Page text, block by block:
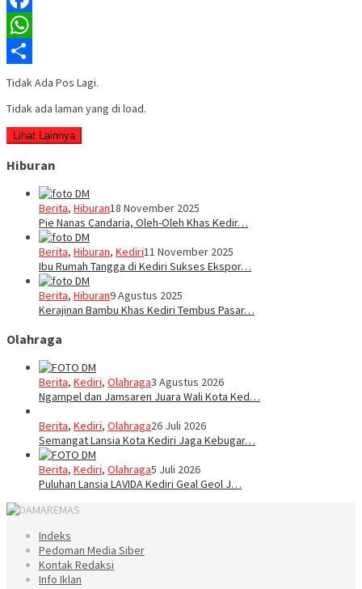
Facebook
WhatsApp
Share
Tidak Ada Pos Lagi.
Tidak ada laman yang di load.
Lihat Lainnya
Hiburan
Berita, Hiburan18 November 2025
Pie Nanas Candaria, Oleh-Oleh Khas Kedir…
Berita, Hiburan, Kediri11 November 2025
Ibu Rumah Tangga di Kediri Sukses Ekspor…
Berita, Hiburan9 Agustus 2025
Kerajinan Bambu Khas Kediri Tembus Pasar…
Olahraga
Berita, Kediri, Olahraga3 Agustus 2026
Ngampel dan Jamsaren Juara Wali Kota Ked…
Berita, Kediri, Olahraga26 Juli 2026
Semangat Lansia Kota Kediri Jaga Kebugar…
Berita, Kediri, Olahraga5 Juli 2026
Puluhan Lansia LAVIDA Kediri Geal Geol J…
Indeks
Pedoman Media Siber
Kontak Redaksi
Info Iklan